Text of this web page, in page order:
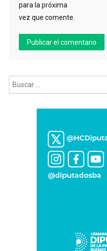
para la próxima
vez que comente.